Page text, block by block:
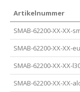
Artikelnummer
SMAB-62200-XX-XX-
SMAB-62200-XX-XX-
SMAB-62200-XX-XX-
SMAB-62200-XX-XX-